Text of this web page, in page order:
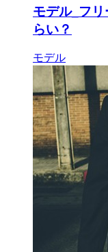
モデル_フ
らい？
モデル